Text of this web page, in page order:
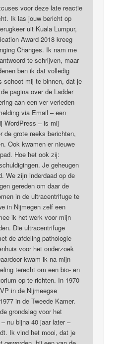
voor deze late reactie
Ik las jouw bericht op
uit Kuala Lumpur,
Award 2018 kreeg
Changes. Ik nam me
te schrijven, maar
ben ik dat volledig
schoot mij te binnen, dat je
pagina over de Ladder
aan een ver verleden
via Email – een
WordPress – is mij
de grote reeks berichten,
Ook kwamen er nieuwe
Hoe het ook zij:
Je geheugen
We zijn inderdaad op de
gereden om daar de
in de ultracentrifuge te
in Nijmegen zelf een
ik het werk voor mijn
Die ultracentrifuge
de afdeling pathologie
voor het onderzoek
kwam ik na mijn
terecht om een bio- en
op te richten. In 1970
in de Nijmeegse
in de Tweede Kamer.
grondslag voor het
nu bijna 40 jaar later –
Ik vind het mooi, dat je